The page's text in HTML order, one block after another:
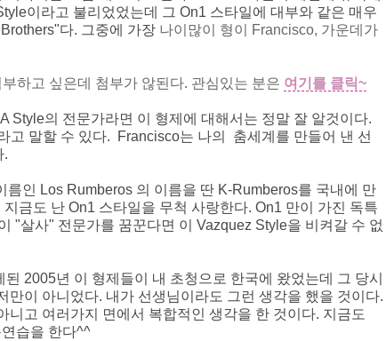
이라고 불리었었는데
그 On1 스타일에 대부와 같은 매우
다. 그중에 가장 나이많이 형이 Francisco, 가운데가
하고 싶은데 첨부가 않된다. 관심있는 분은 여기를 클릭~
Style의 전문가라면 이 형제에 대해서는 정말 잘 알것이다.
고 말할 수 있다. Francisco는 나의 춤세계를 만들어 낸 선
.
름인 Los Rumberos 의 이름을 딴 K-Rumberos를 국내에 만
금도 난 On1 스타일을 무척 사랑한다. On1 만이 가진 독특
"살사" 전문가를 꿈꾼다면 이 Vazquez Style을 비켜갈 수 없
2005년 이 형제들이 내 초청으로 한국에 왔었는데
그 당시
만이 아니었다. 내가 선생님이라도 그런 생각을 했을 것이다.
니고 여러가지 면에서 복합적인 생각을 한 것이다. 지금도
습을 한다^^